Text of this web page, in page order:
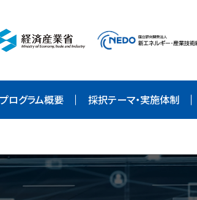
プログラム概要 採択テーマ・実施体制
プログラム概要
採択テーマ・実施体制
お問い合わせ先